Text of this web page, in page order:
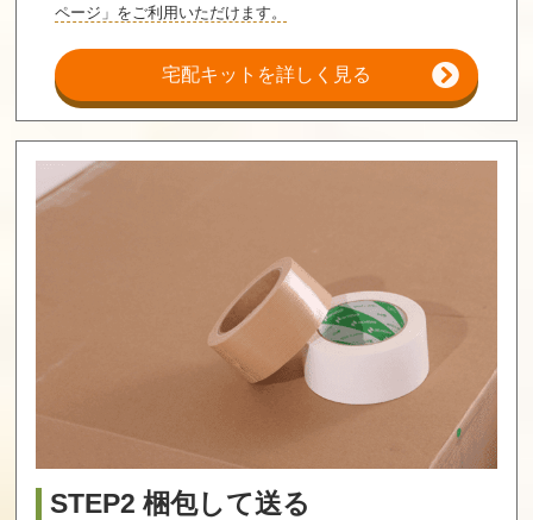
ページ」をご利用いただけます。
宅配キットを詳しく見る
STEP2 梱包して送る